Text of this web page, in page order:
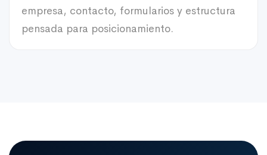
empresa, contacto, formularios y estructura
pensada para posicionamiento.